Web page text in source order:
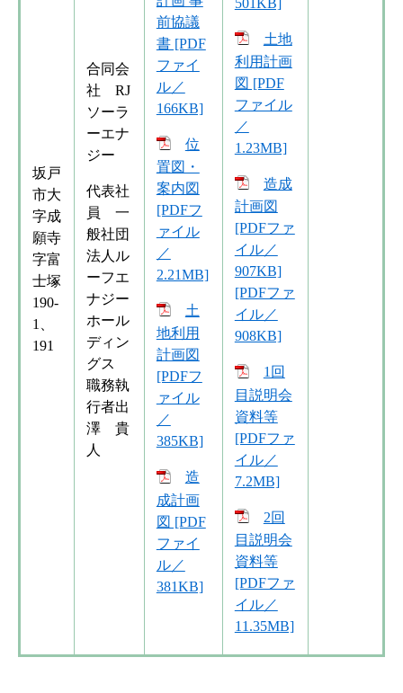
坂戸
市大
字成
願寺
字富
士塚
190-
1、
191
合同会
社 RJ
ソーラ
ーエナ
ジー
代表社
員 一
般社団
法人ル
ーフエ
ナジー
ホール
ディン
グス
職務執
行者出
澤 貴
人
前協議
書 [PDF
ファイ
ル／
166KB]
位
置図・
案内図
[PDFフ
ァイル
／
2.21MB]
土
地利用
計画図
[PDFフ
ァイル
／
385KB]
造
成計画
図 [PDF
ファイ
ル／
381KB]
土地
利用計画
図 [PDF
ファイル
／
1.23MB]
造成
計画図
[PDFファ
イル／
907KB]
[PDFファ
イル／
908KB]
1回
目説明会
資料等
[PDFファ
イル／
7.2MB]
2回
目説明会
資料等
[PDFファ
イル／
11.35MB]